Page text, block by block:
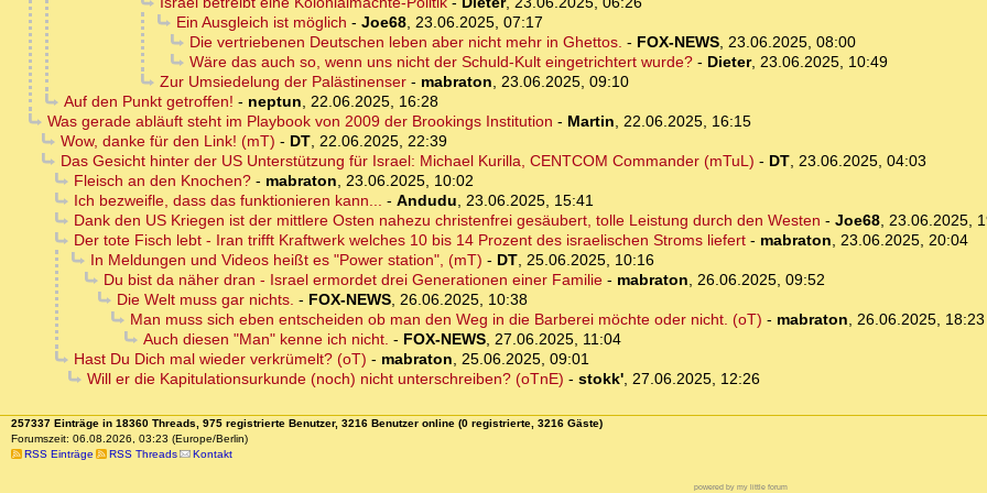
Ein Ausgleich ist möglich - Joe68, 23.06.2025, 07:17
Die vertriebenen Deutschen leben aber nicht mehr in Ghettos. - FOX-NEWS, 23.06.2025, 08:00
Wäre das auch so, wenn uns nicht der Schuld-Kult eingetrichtert wurde?- Dieter, 23.06.2025, 10:49
Zur Umsiedelung der Palästinenser- mabraton, 23.06.2025, 09:10
Auf den Punkt getroffen! - neptun, 22.06.2025, 16:28
Was gerade abläuft steht im Playbook von 2009 der Brookings Institution - Martin, 22.06.2025, 16:15
Wow, danke für den Link! (mT) - DT, 22.06.2025, 22:39
Das Gesicht hinter der US Unterstützung für Israel: Michael Kurilla, CENTCOM Commander (mTuL) - DT, 23.06.2025, 04:03
Fleisch an den Knochen?- mabraton, 23.06.2025, 10:02
Ich bezweifle, dass das funktionieren kann... - Andudu, 23.06.2025, 15:41
Dank den US Kriegen ist der mittlere Osten nahezu christenfrei gesäubert, tolle Leistung durch den Westen - Joe68, 23.06.2025,
Der tote Fisch lebt - Iran trifft Kraftwerk welches 10 bis 14 Prozent des israelischen Stroms liefert- mabraton, 23.06.2025, 20:04
In Meldungen und Videos heißt es "Power station", (mT) - DT, 25.06.2025, 10:16
Du bist da näher dran - Israel ermordet drei Generationen einer Familie- mabraton, 26.06.2025, 09:52
Die Welt muss gar nichts. - FOX-NEWS, 26.06.2025, 10:38
Man muss sich eben entscheiden ob man den Weg in die Barberei möchte oder nicht. (oT) - mabraton, 26.06.2025, 18:23
Auch diesen "Man" kenne ich nicht. - FOX-NEWS, 27.06.2025, 11:04
Hast Du Dich mal wieder verkrümelt? (oT) - mabraton, 25.06.2025, 09:01
Will er die Kapitulationsurkunde (noch) nicht unterschreiben? (oTnE) - stokk', 27.06.2025, 12:26
257337 Einträge in 18360 Threads, 975 registrierte Benutzer, 3216 Benutzer online (0 registrierte, 3216 Gäste)
Forumszeit: 06.08.2026, 03:23 (Europe/Berlin)
RSS Einträge
RSS Threads Kontakt
powered by my little forum